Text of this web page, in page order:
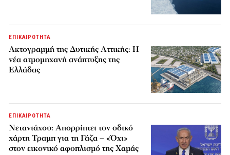
ΕΠΙΚΑΙΡΟΤΗΤΑ
Ακτογραμμή της Δυτικής Αττικής: Η
νέα ατμομηχανή ανάπτυξης της
Ελλάδας
ΕΠΙΚΑΙΡΟΤΗΤΑ
Νετανιάχου: Απορρίπτει τον οδικό
χάρτη Τραμπ για τη Γάζα – «Όχι»
στον εικονικό αφοπλισμό της Χαμάς